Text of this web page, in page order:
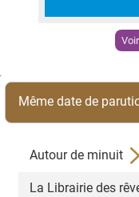
Même date de
Autour de minuit
La Librairie des